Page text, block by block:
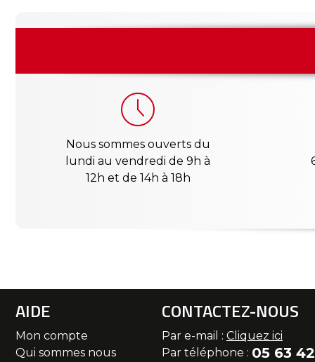
Nous sommes ouverts du
lundi au vendredi de 9h à
12h et de 14h à 18h
AIDE
Mon compte
Qui sommes nous
CONTACTEZ-NOUS
Par e-mail : Cliquez ici
Par téléphone : 05 63